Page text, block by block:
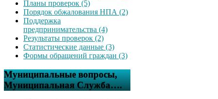
Планы проверок (5)
Порядок обжалования НПА (2)
Поддержка
предпринимательства (4)
Результаты проверок (2)
Статистические данные (3)
Формы обращений граждан (3)
Муниципальные вопросы,
Муниципальная Служба….